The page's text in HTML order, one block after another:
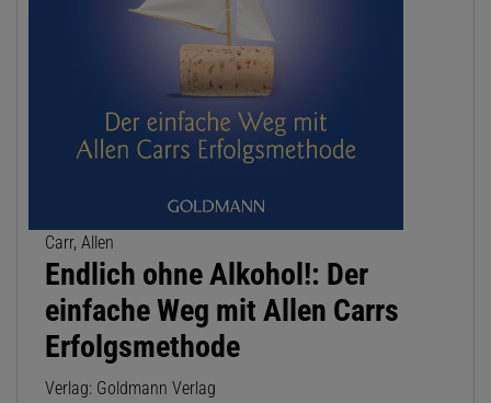
Carr, Allen
Endlich ohne Alkohol!: Der
einfache Weg mit Allen Carrs
Erfolgsmethode
Verlag: Goldmann Verlag